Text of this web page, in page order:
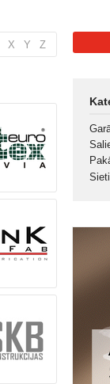
X Y Z